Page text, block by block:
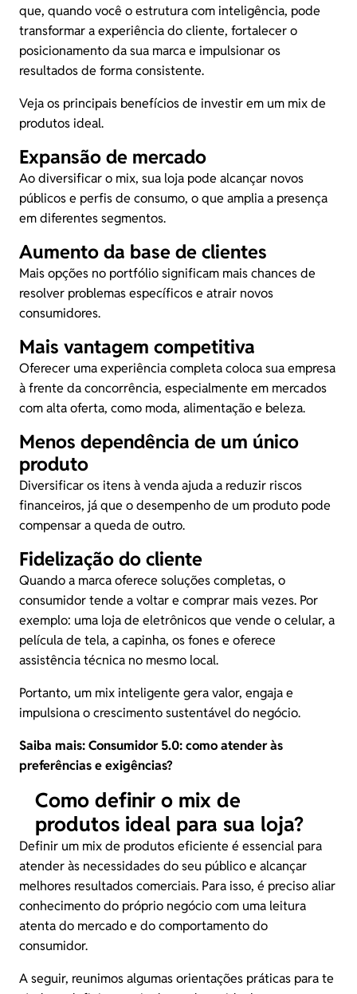
que, quando você o estrutura com inteligência, pode
transformar a experiência do cliente, fortalecer o
posicionamento da sua marca e impulsionar os
resultados de forma consistente.
Veja os principais benefícios de investir em um mix de
produtos ideal.
Expansão de mercado
Ao diversificar o mix, sua loja pode alcançar novos
públicos e perfis de consumo, o que amplia a presença
em diferentes segmentos.
Aumento da base de clientes
Mais opções no portfólio significam mais chances de
resolver problemas específicos e atrair novos
consumidores.
Mais vantagem competitiva
Oferecer uma experiência completa coloca sua empresa
à frente da concorrência, especialmente em mercados
com alta oferta, como moda, alimentação e beleza.
Menos dependência de um único
produto
Diversificar os itens à venda ajuda a reduzir riscos
financeiros, já que o desempenho de um produto pode
compensar a queda de outro.
Fidelização do cliente
Quando a marca oferece soluções completas, o
consumidor tende a voltar e comprar mais vezes. Por
exemplo: uma loja de eletrônicos que vende o celular, a
película de tela, a capinha, os fones e oferece
assistência técnica no mesmo local.
Portanto, um mix inteligente gera valor, engaja e
impulsiona o crescimento sustentável do negócio.
Saiba mais:Consumidor 5.0: como atender às
preferências e exigências?
Como definir o mix de
produtos ideal para sua loja?
Definir um mix de produtos eficiente é essencial para
atender às necessidades do seu público e alcançar
melhores resultados comerciais. Para isso, é preciso aliar
conhecimento do próprio negócio com uma leitura
atenta do mercado e do comportamento do
consumidor.
A seguir, reunimos algumas orientações práticas para te